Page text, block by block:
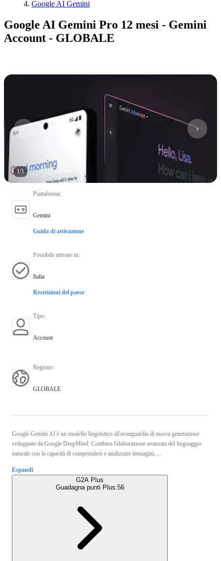
Google AI Gemini
Google AI Gemini Pro 12 mesi - Gemini
Account - GLOBALE
1/1
Piattaforma:
Gemini
Guida di attivazione
Possibile attivare in:
Italia
Restrizioni del paese
Tipo:
Account
Regione:
GLOBALE
Google Gemini AI è un modello linguistico all'avanguardia di nuova generazione
sviluppato da Google DeepMind. Combina l'elaborazione avanzata del linguaggio
naturale con la capacità di comprendere e analizzare immagini, ...
Espandi
G2A Plus
Guadagna punti Plus:56